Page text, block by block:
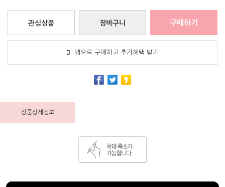
장바구니
관심상품 구매하기
앱으로 구매하고 추가혜택 받기
상품상세정보